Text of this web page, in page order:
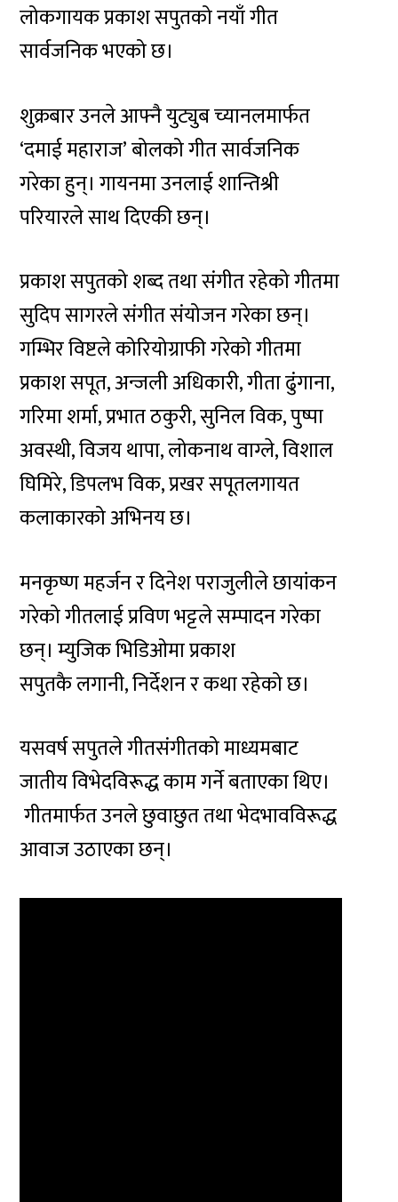
लोकगायक प्रकाश सपुतको नयाँ गीत
सार्वजनिक भएको छ।
शुक्रबार उनले आफ्नै युट्युब च्यानलमार्फत
‘दमाई महाराज’ बोलको गीत सार्वजनिक
गरेका हुन्। गायनमा उनलाई शान्तिश्री
परियारले साथ दिएकी छन्।
प्रकाश सपुतको शब्द तथा संगीत रहेको गीतमा
सुदिप सागरले संगीत संयोजन गरेका छन्।
गम्भिर विष्टले कोरियोग्राफी गरेको गीतमा
प्रकाश सपूत, अन्जली अधिकारी, गीता ढुंगाना,
गरिमा शर्मा, प्रभात ठकुरी, सुनिल विक, पुष्पा
अवस्थी, विजय थापा, लोकनाथ वाग्ले, विशाल
घिमिरे, डिपलभ विक, प्रखर सपूतलगायत
कलाकारको अभिनय छ।
मनकृष्ण महर्जन र दिनेश पराजुलीले छायांकन
गरेको गीतलाई प्रविण भट्टले सम्पादन गरेका
छन्। म्युजिक भिडिओमा प्रकाश
सपुतकै लगानी, निर्देशन र कथा रहेको छ।
यसवर्ष सपुतले गीतसंगीतको माध्यमबाट
जातीय विभेदविरूद्ध काम गर्ने बताएका थिए।
गीतमार्फत उनले छुवाछुत तथा भेदभावविरूद्ध
आवाज उठाएका छन्।